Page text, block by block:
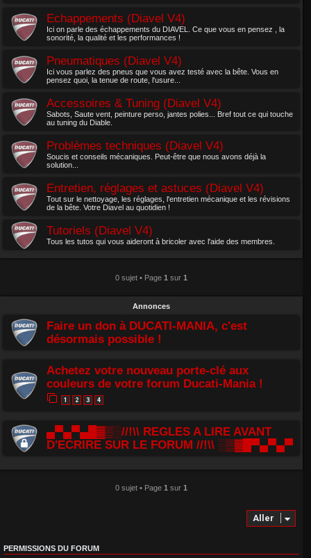
Echappements (Diavel V4)
Ici on parle des échappements du DIAVEL. Ce que vous en pensez , la
sonorité, la qualité et les performances !
Pneumatiques (Diavel V4)
Ici vous parlez des pneus que vous avez testé avec la bête. Vous en
pensez quoi, la tenue de route, l'usure...
Accessoires & Tuning (Diavel V4)
Sabots, Saute vent, peinture perso, jantes polies... Bref tout ce qui touche
au tuning du Diable.
Problèmes techniques (Diavel V4)
Soucis et conseils mécaniques. Peut-être que nous avons déjà la
solution...
Entretien, réglages et astuces (Diavel V4)
Tout sur le nettoyage, les réglages, l'entretien mécanique et les révisions
de la bête. Votre Diavel au quotidien !
Tutoriels (Diavel V4)
Tous les tutos qui vous aideront à bricoler avec l'aide des membres.
0 sujet • Page 1 sur 1
Annonces
Faire un don à DUCATI-MANIA, c'est
désormais possible !
Achetez votre nouveau porte-clé aux
couleurs de votre forum Ducati-Mania !
1 2 3 4
▄▀▄▀▄█▓▒░//!\\ REGLES A LIRE AVANT
D'ECRIRE SUR LE FORUM //!\\ ░▒▓█▀▄▀▄▀
0 sujet • Page 1 sur 1
Aller
PERMISSIONS DU FORUM